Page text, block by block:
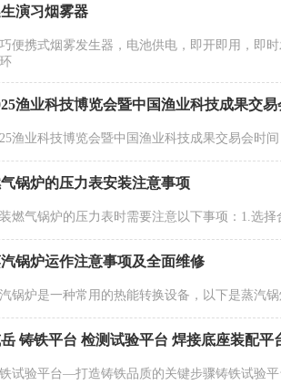
演习烟雾器
便携式烟雾发生器，电池供电，即开即用，即
渔业科技博览会暨中国渔业科技成果交易
渔业科技博览会暨中国渔业科技成果交易会时
锅炉的压力表安装注意事项
燃气锅炉的压力表时需要注意以下事项：1.选
锅炉运作注意事项及全面维修
锅炉是一种常用的热能转换设备，以下是蒸汽
铸铁平台 检测试验平台 焊接底座装配平
试验平台—打造铸铁品质的关键步骤铸铁试验